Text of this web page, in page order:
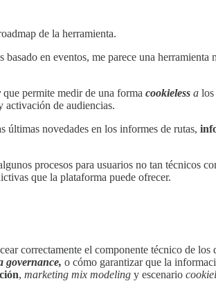
de la herramienta.
en eventos, me parece una
que permite medir de una forma cookieless a los
activación de audiencias.
últimas novedades en los informes de rutas,
procesos para usuarios no tan técnicos
que la plataforma puede ofrecer.
correctamente el componente técnico de
governance, o cómo garantizar que la
, marketing mix modeling y escenario